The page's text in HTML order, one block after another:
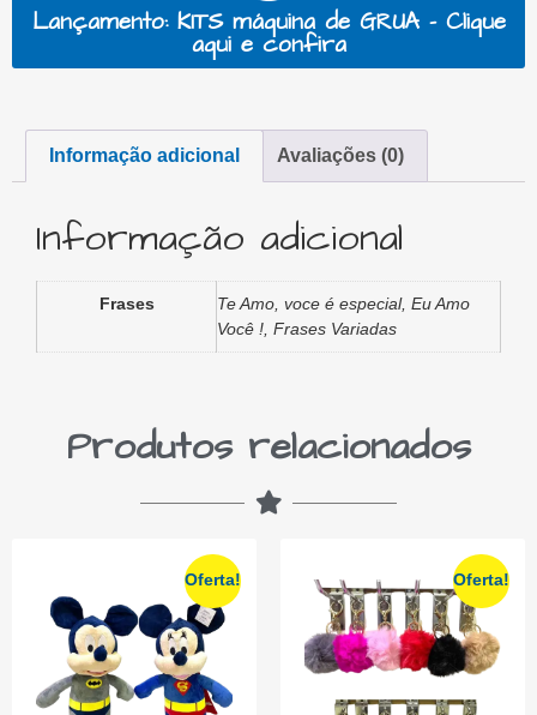
Lançamento: KITS máquina de GRUA - Clique
aqui e confira
Informação adicional Avaliações (0)
Informação adicional
Frases
Te Amo, voce é especial, Eu Amo
Você !, Frases Variadas
Produtos relacionados
Oferta! Oferta!